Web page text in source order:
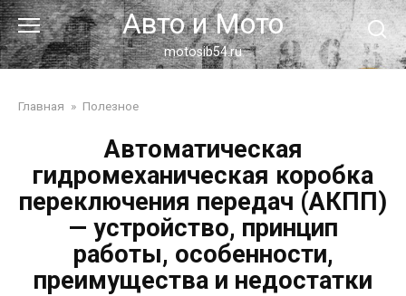
Перейти
к
контенту
Авто и Мото
motosib54.ru
Главная » Полезное
Автоматическая
гидромеханическая коробка
переключения передач (АКПП)
— устройство, принцип
работы, особенности,
преимущества и недостатки